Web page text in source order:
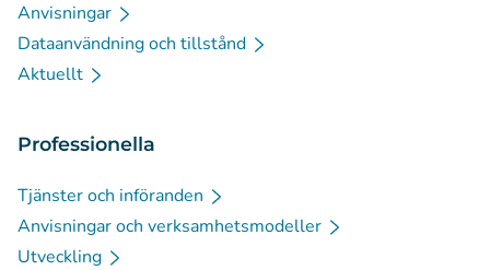
Anvisningar
Dataanvändning och tillstånd
Aktuellt
Professionella
Tjänster och införanden
Anvisningar och verksamhetsmodeller
Utveckling